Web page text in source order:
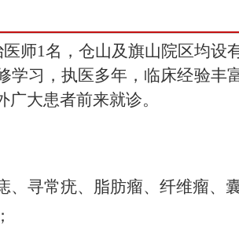
医师1名， 仓山及旗山院区均设
学习，执医多年，临床经验丰
大患者前来就诊。
、寻常疣、脂肪瘤、纤维瘤、